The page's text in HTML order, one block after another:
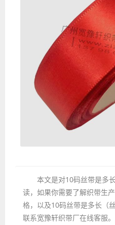
本文是对10码丝带是多
读，如果你需要了解织带生
格，以及10码丝带是多长（
联系宽豫轩织带厂在线客服